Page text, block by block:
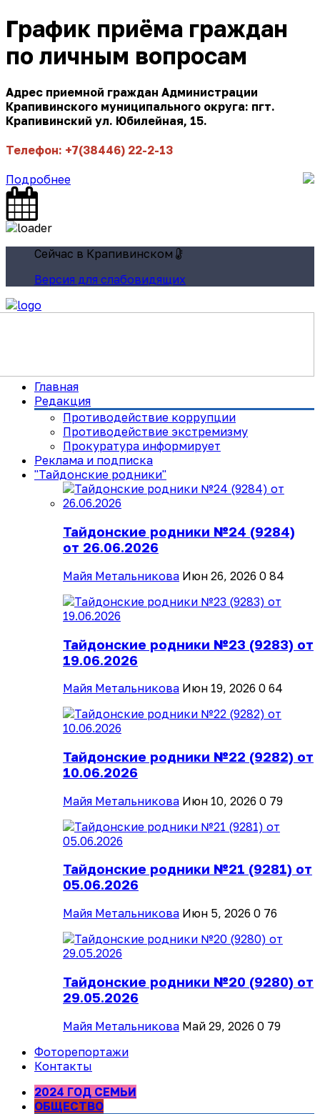
График приёма граждан
по личным вопросам
Адрес приемной граждан Администрации
Крапивинского муниципального округа: пгт.
Крапивинский ул. Юбилейная, 15.
Телефон: +7(38446) 22-2-13
Подробнее
Сейчас в Крапивинском
Версия для слабовидящих
Главная
Редакция
Противодействие коррупции
Противодействие экстремизму
Прокуратура информирует
Реклама и подписка
"Тайдонские родники"
Тайдонские родники №24 (9284)
от 26.06.2026
Майя Метальникова Июн 26, 2026 0 84
Тайдонские родники №23 (9283) от
19.06.2026
Майя Метальникова Июн 19, 2026 0 64
Тайдонские родники №22 (9282) от
10.06.2026
Майя Метальникова Июн 10, 2026 0 79
Тайдонские родники №21 (9281) от
05.06.2026
Майя Метальникова Июн 5, 2026 0 76
Тайдонские родники №20 (9280) от
29.05.2026
Майя Метальникова Май 29, 2026 0 79
Фоторепортажи
Контакты
2024 ГОД СЕМЬИ
ОБЩЕСТВО